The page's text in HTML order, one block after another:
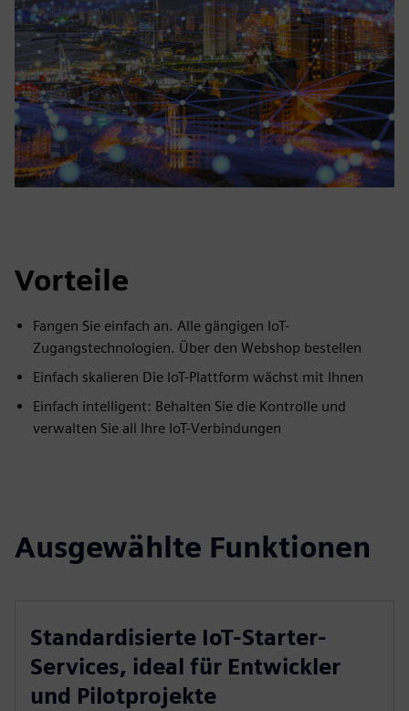
Vorteile
Fangen Sie einfach an. Alle gängigen IoT-
Zugangstechnologien. Über den Webshop bestellen
Einfach skalieren Die IoT-Plattform wächst mit Ihnen
Einfach intelligent: Behalten Sie die Kontrolle und
verwalten Sie all Ihre IoT-Verbindungen
Ausgewählte Funktionen
Standardisierte IoT-Starter-
Services, ideal für Entwickler
und Pilotprojekte